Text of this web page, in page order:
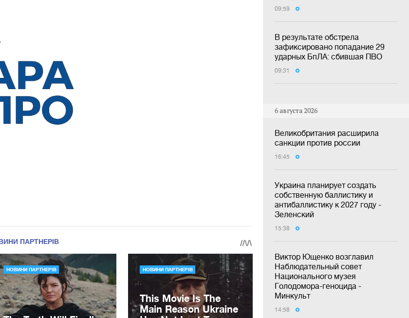
09:59
В результате обстрела
зафиксировано попадание 29
ударных БпЛА: сбившая ПВО
09:31
6 августа 2026
Великобритания расширила
санкции против россии
16:45
Украина планирует создать
собственную баллистику и
антибаллистику к 2027 году -
Зеленский
15:38
Виктор Ющенко возглавил
Наблюдательный совет
Национального музея
Голодомора-геноцида -
Минкульт
14:58